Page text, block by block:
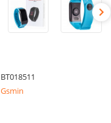
BT018511
Gsmin